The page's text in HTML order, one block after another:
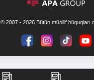
© 2007 - 2026 Bütün müəllif hüquqları